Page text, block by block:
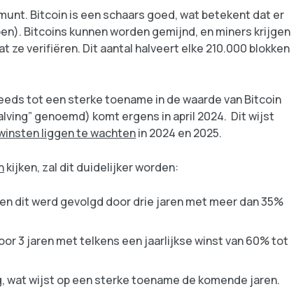
Bitcoin is een schaars goed, wat betekent dat er
Bitcoins kunnen worden gemijnd, en miners krijgen
ze verifiëren. Dit aantal halveert elke 210.000 blokken
tot een sterke toename in de waarde van Bitcoin
genoemd) komt ergens in april 2024. Dit wijst
liggen te wachtenin 2024 en 2025.
kijken, zal dit duidelijker worden:
dit werd gevolgd door drie jaren met meer dan 35%
3 jaren met telkens een jaarlijkse winst van 60% tot
wat wijst op een sterke toename de komende jaren.